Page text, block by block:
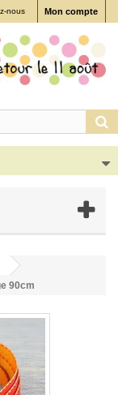
Mon compte
nous
90cm